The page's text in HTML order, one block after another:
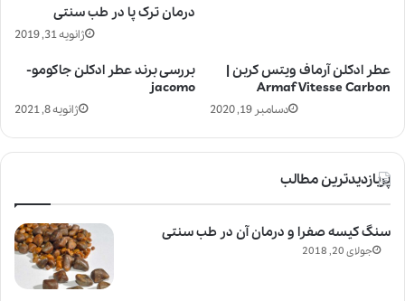
درمان ترک پا در طب سنتی
ژانویه 31, 2019
بررسی برند عطر ادکلن جاکومو-
jacomo
ژانویه 8, 2021
عطر ادکلن آرماف ویتس کربن |
Armaf Vitesse Carbon
دسامبر 19, 2020
پربازدیدترین مطالب
سنگ کیسه صفرا و درمان آن در طب سنتی
جولای 20, 2018